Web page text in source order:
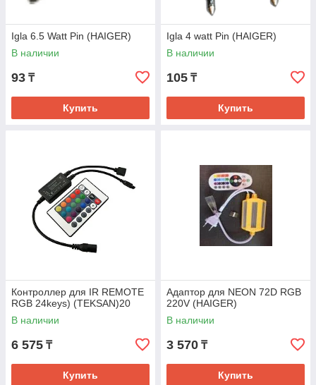
Igla 6.5 Watt Pin (HAIGER)
В наличии
93 ₸
Купить
Igla 4 watt Pin (HAIGER)
В наличии
105 ₸
Купить
Контроллер для IR REMOTE
RGB 24keys) (TEKSAN)20
В наличии
6 575 ₸
Купить
Адаптор для NEON 72D RGB
220V (HAIGER)
В наличии
3 570 ₸
Купить